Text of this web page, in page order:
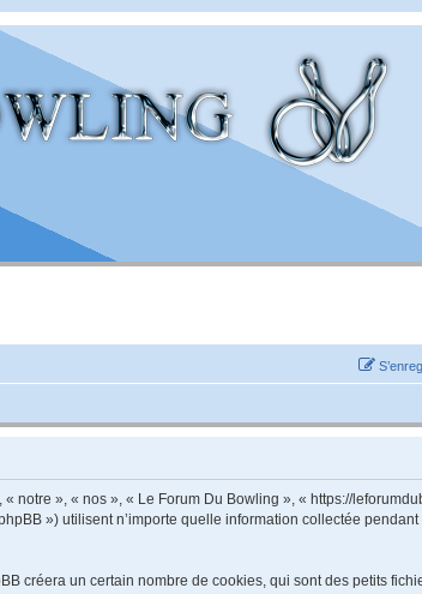
notre », « nos », « Le Forum Du Bowling », « https://
») utilisent n’importe quelle information collectée pendant
créera un certain nombre de cookies, qui sont des petits